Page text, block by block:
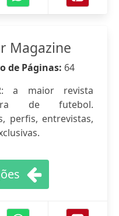
Magazine
de Páginas: 64
a maior revista
de futebol.
perfis, entrevistas,